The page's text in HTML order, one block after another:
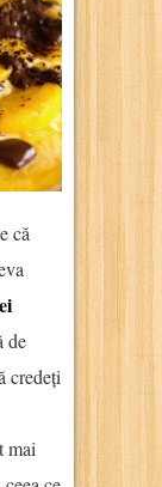
că
de
credeți
mai